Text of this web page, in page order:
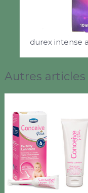
durex intense
Autres articles